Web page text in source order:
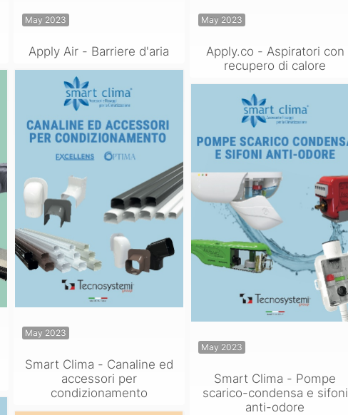
May 2023
Apply Air - Barriere d'aria
May 2023
Apply.co - Aspiratori con
recupero di calore
May 2023
Smart Clima - Canaline ed
accessori per
condizionamento
May 2023
Smart Clima - Pompe
scarico-condensa e sifoni
anti-odore